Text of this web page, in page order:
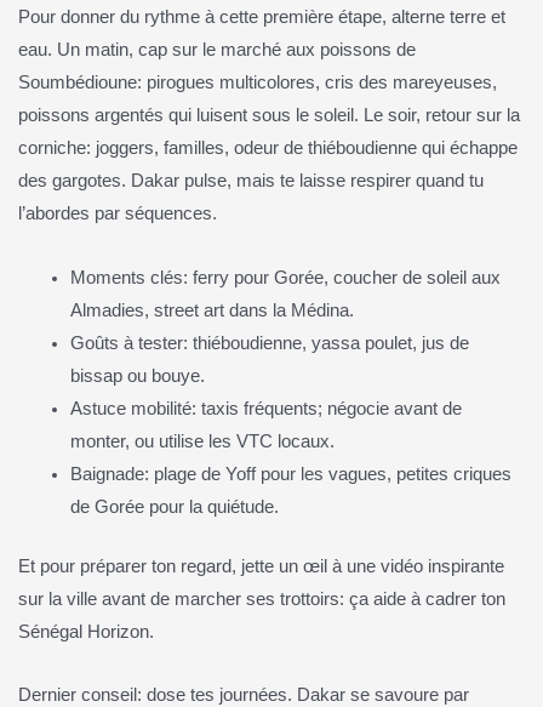
Pour donner du rythme à cette première étape, alterne terre et
eau. Un matin, cap sur le marché aux poissons de
Soumbédioune: pirogues multicolores, cris des mareyeuses,
poissons argentés qui luisent sous le soleil. Le soir, retour sur la
corniche: joggers, familles, odeur de thiéboudienne qui échappe
des gargotes. Dakar pulse, mais te laisse respirer quand tu
l’abordes par séquences.
Moments clés: ferry pour Gorée, coucher de soleil aux
Almadies, street art dans la Médina.
Goûts à tester: thiéboudienne, yassa poulet, jus de
bissap ou bouye.
Astuce mobilité: taxis fréquents; négocie avant de
monter, ou utilise les VTC locaux.
Baignade: plage de Yoff pour les vagues, petites criques
de Gorée pour la quiétude.
Et pour préparer ton regard, jette un œil à une vidéo inspirante
sur la ville avant de marcher ses trottoirs: ça aide à cadrer ton
Sénégal Horizon.
Dernier conseil: dose tes journées. Dakar se savoure par